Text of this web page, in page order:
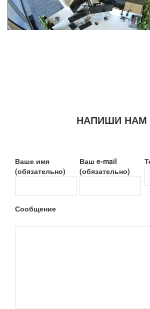
НАПИШИ НАМ
Ваше имя
(обязательно)
Ваш e-mail
(обязательно)
Сообщение